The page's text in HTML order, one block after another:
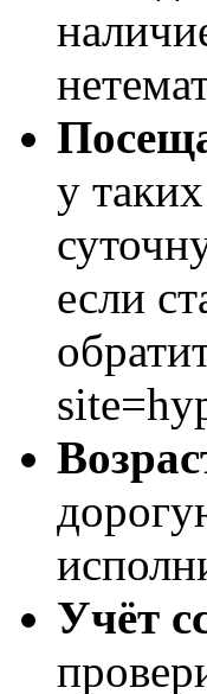
у
если
Учёт